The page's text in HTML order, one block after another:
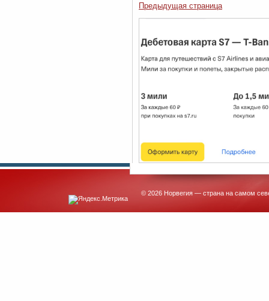
Предыдущая страница
© 2026 Норвегия — страна на самом